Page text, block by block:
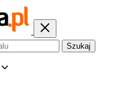
Szukaj